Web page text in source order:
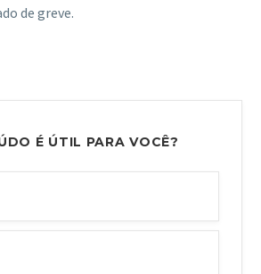
de greve.
É ÚTIL PARA VOCÊ?